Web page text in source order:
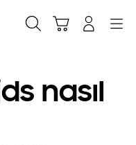
nasıl